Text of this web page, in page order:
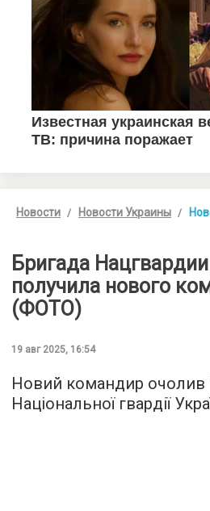
Новости Новости Украины
Бригада
получила нового
(ФОТО)
19 авг 2025, 16:54
Новий командир очолив
Національної гвардії